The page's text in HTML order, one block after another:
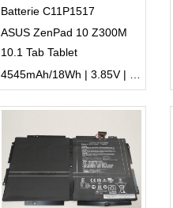
Batterie C11P1517
ASUS ZenPad 10 Z300M
10.1 Tab Tablet